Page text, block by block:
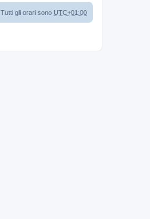
Tutti gli orari sono UTC+01:00